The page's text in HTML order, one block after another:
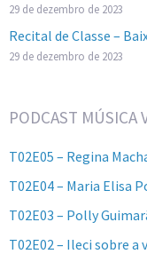
29 de dezembro de 2023
Recital de Classe –
29 de dezembro de 2023
PODCAST MÚSICA
T02E05 – Regina
T02E04 – Maria Elisa
T02E03 – Polly
T02E02 – Ileci sobre a